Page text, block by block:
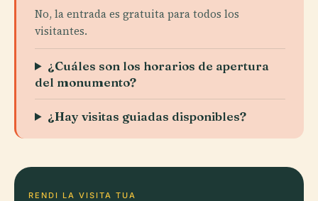
No, la entrada es gratuita para todos los
visitantes.
¿Cuáles son los horarios de apertura
del monumento?
¿Hay visitas guiadas disponibles?
RENDI LA VISITA TUA